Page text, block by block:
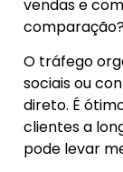
vendas e
O tráfego
sociais ou
direto. É
clientes a
pode levar